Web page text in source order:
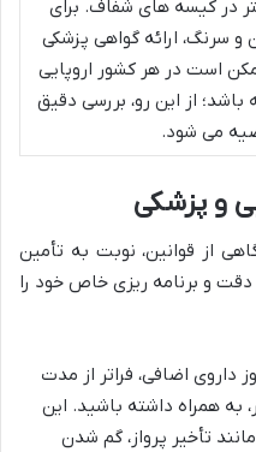
۱۰۰ میلی لیتر در کیسه های شفاف. برای
و سرنگ، ارائه گواهی پزشکی
است در هر کشور اروپایی
از این رو، بررسی دقیق
می شود.
و پزشکی
از قوانین، نوبت به تأمین
دقت و برنامه ریزی خاص خود را
داروی اضافی، فراتر از مدت
به همراه داشته باشید. این
تأخیر پرواز، گم شدن